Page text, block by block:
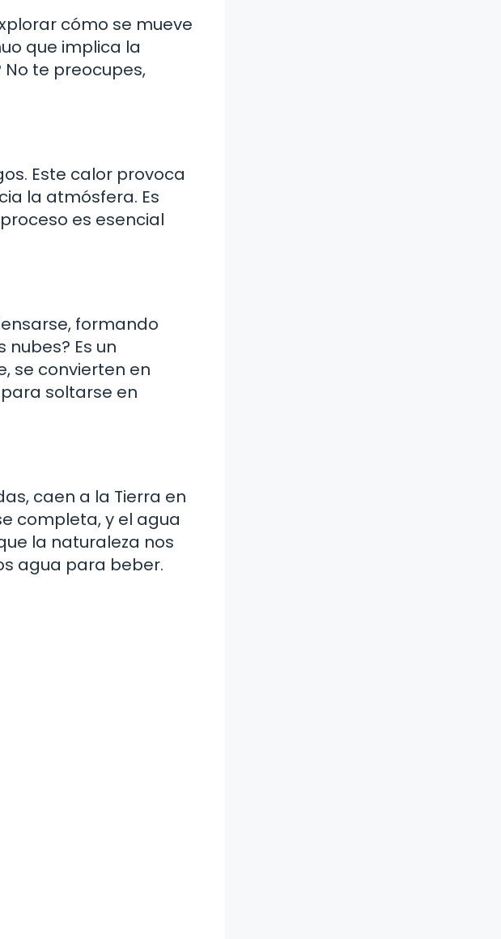
cómo se mueve
que implica la
te preocupes,
Este calor provoca
la atmósfera. Es
es esencial
formando
Es un
se convierten en
soltarse en
caen a la Tierra en
completa, y el agua
la naturaleza nos
agua para beber.